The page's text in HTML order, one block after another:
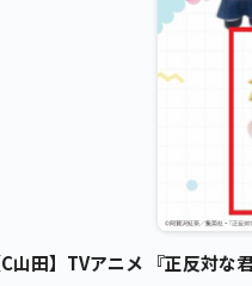
C山田】TVアニメ 『正反対